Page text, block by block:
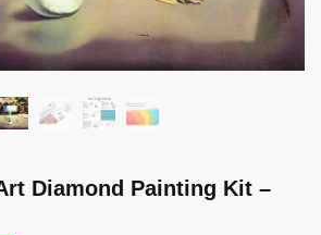
Diamond Painting Kit –